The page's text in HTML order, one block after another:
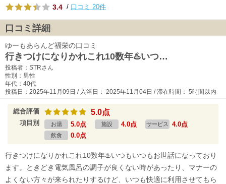
3.4 / 口コミ 20件
口コミ詳細
ゆーもあらんど福栄の口コミ
行きつけになりかれこれ10数年♨️いつ…
投稿者：STRさん
性別：男性
年代：40代
投稿日：2025年11月09日 / 入浴日： 2025年11月04日 / 滞在時間： 5時間以内
総合評価 5.0点
項目別 お湯 5.0点 施設 4.0点 サービス 4.0点
飲食 0.0点
行きつけになりかれこれ10数年♨️いつもいつもお世話になっており
ます。ときどき電気風呂の調子が良くない時があったり、マナーの
よくない方々が来られたりするけど、いつも快適に利用させてもら